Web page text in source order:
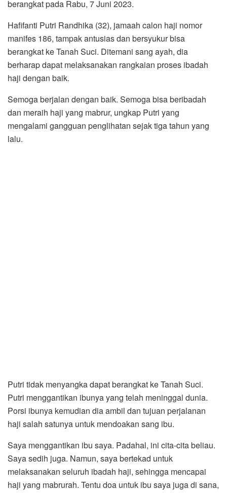
berangkat pada Rabu, 7 Juni 2023.
Hafifanti Putri Randhika (32), jamaah calon haji nomor
manifes 186, tampak antusias dan bersyukur bisa
berangkat ke Tanah Suci. Ditemani sang ayah, dia
berharap dapat melaksanakan rangkaian proses ibadah
haji dengan baik.
Semoga berjalan dengan baik. Semoga bisa beribadah
dan meraih haji yang mabrur, ungkap Putri yang
mengalami gangguan penglihatan sejak tiga tahun yang
lalu.
Putri tidak menyangka dapat berangkat ke Tanah Suci.
Putri menggantikan ibunya yang telah meninggal dunia.
Porsi ibunya kemudian dia ambil dan tujuan perjalanan
haji salah satunya untuk mendoakan sang ibu.
Saya menggantikan ibu saya. Padahal, ini cita-cita beliau.
Saya sedih juga. Namun, saya bertekad untuk
melaksanakan seluruh ibadah haji, sehingga mencapai
haji yang mabrurah. Tentu doa untuk ibu saya juga di sana,